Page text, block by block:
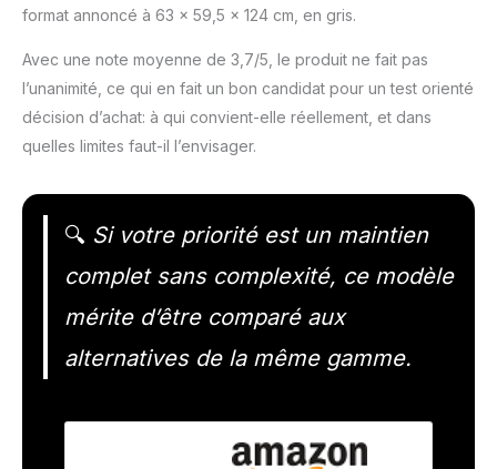
format annoncé à 63 x 59,5 x 124 cm, en gris.
Avec une note moyenne de 3,7/5, le produit ne fait pas
l’unanimité, ce qui en fait un bon candidat pour un test orienté
décision d’achat: à qui convient-elle réellement, et dans
quelles limites faut-il l’envisager.
🔍 Si votre priorité est un maintien
complet sans complexité, ce modèle
mérite d’être comparé aux
alternatives de la même gamme.